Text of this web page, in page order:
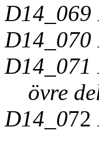
D14_069
D14_070
D14_071
övre
D14_072